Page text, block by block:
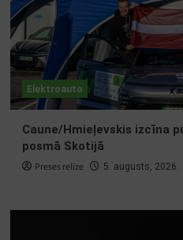
Elektroauto
Caune/Hmieļevskis izcīna
posmā Skotijā
Preses relīze 5. augusts, 2026.